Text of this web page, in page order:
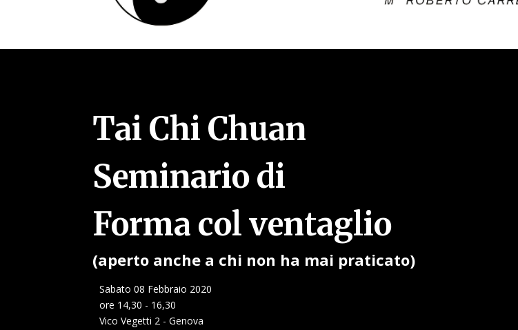
Tai Chi Chuan
Seminario di
Forma col ventaglio
(aperto anche a chi non ha mai praticato)
Sabato 08 Febbraio 2020
ore 14,30 - 16,30
Vico Vegetti 2 - Genova